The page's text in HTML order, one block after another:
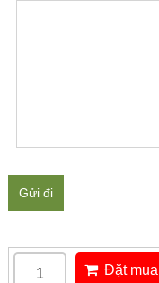
Gửi đi
Đặt mua